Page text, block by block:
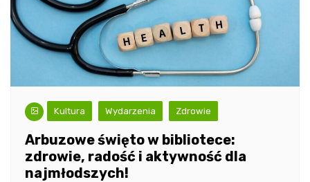
Kultura Wydarzenia Zdrowie
Arbuzowe święto w bibliotece:
zdrowie, radość i aktywność dla
najmłodszych!